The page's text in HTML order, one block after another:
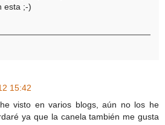
esta ;-)
15:42
visto en varios blogs, aún no los he
ya que la canela también me gusta